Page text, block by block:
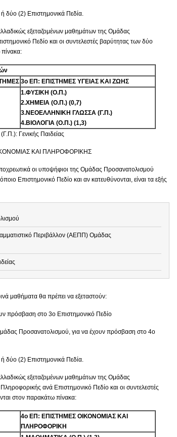
δύο (2) Επιστημονικά Πεδία.
εξεταζομένων μαθημάτων της Ομάδας
Πεδίο και οι συντελεστές βαρύτητας των δύο
3ο ΕΠ: ΕΠΙΣΤΗΜΕΣ ΥΓΕΙΑΣ ΚΑΙ ΖΩΗΣ
1.ΦΥΣΙΚΗ (Ο.Π.)
2.ΧΗΜΕΙΑ (Ο.Π.) (0,7)
3.ΝΕΟΕΛΛΗΝΙΚΗ ΓΛΩΣΣΑ (Γ.Π.)
4.ΒΙΟΛΟΓΙΑ (Ο.Π.) (1,3)
Γενικής Παιδείας
ΚΑΙ ΠΛΗΡΟΦΟΡΙΚΗΣ
οι υποψήφιοι της Ομάδας Προσανατολισμού
Επιστημονικό Πεδίο και αν κατευθύνονται, είναι τα εξής
Περιβάλλον (ΑΕΠΠ) Ομάδας
μαθήματα θα πρέπει να εξεταστούν:
πρόσβαση στο 3ο Επιστημονικό Πεδίο
Προσανατολισμού, για να έχουν πρόσβαση στο 4ο
δύο (2) Επιστημονικά Πεδία.
εξεταζομένων μαθημάτων της Ομάδας
ανά Επιστημονικό Πεδίο και οι συντελεστές
στον παρακάτω πίνακα:
4ο ΕΠ: ΕΠΙΣΤΗΜΕΣ ΟΙΚΟΝΟΜΙΑΣ ΚΑΙ
ΠΛΗΡΟΦΟΡΙΚΗ